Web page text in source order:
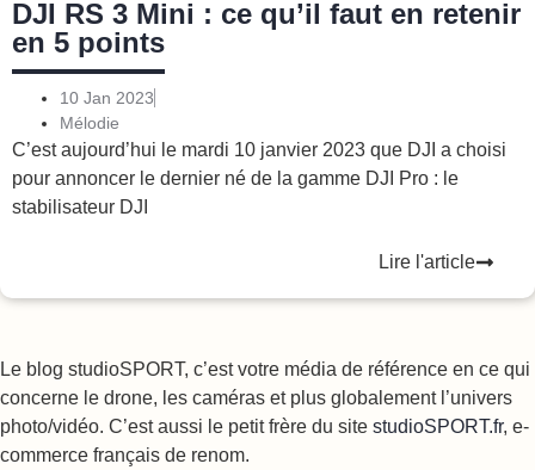
DJI RS 3 Mini : ce qu’il faut en retenir
en 5 points
10 Jan 2023
Mélodie
C’est aujourd’hui le mardi 10 janvier 2023 que DJI a choisi
pour annoncer le dernier né de la gamme DJI Pro : le
stabilisateur DJI
Lire l'article
Le blog studioSPORT, c’est votre média de référence en ce qui
concerne le drone, les caméras et plus globalement l’univers
photo/vidéo. C’est aussi le petit frère du site studioSPORT.fr, e-
commerce français de renom.